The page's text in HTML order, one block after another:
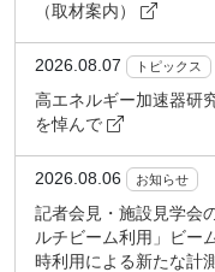
PathAhead、KEK本田
「SBIR建設技術研究
中高生11名が世界最高
実験を実施
2026.07.02 プレスリリ
（取材案内）
2026.08.07 トピックス
高エネルギー加速器研
を悼んで
2026.08.06 お知らせ
記者会見・施設見学会
ルチビーム利用」ビー
時利用による新たな計